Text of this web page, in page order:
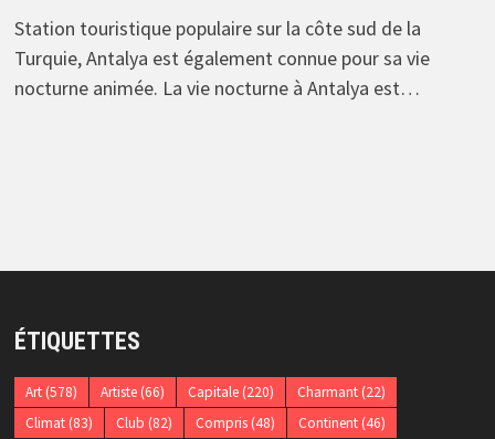
Station touristique populaire sur la côte sud de la
Turquie, Antalya est également connue pour sa vie
nocturne animée. La vie nocturne à Antalya est…
ÉTIQUETTES
Art(578) Artiste(66) Capitale(220) Charmant(22)
Climat(83) Club (82) Compris(48) Continent(46)